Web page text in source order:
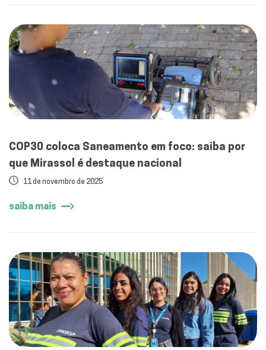
COP30 coloca Saneamento em foco: saiba por
11 de novembro de 2025
saiba mais